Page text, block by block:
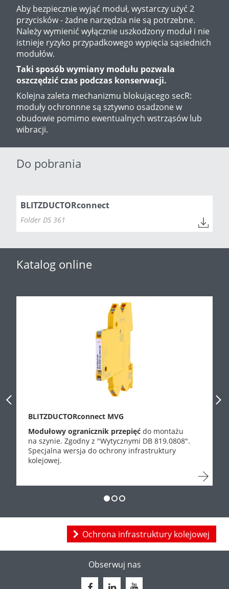
Aby bezpiecznie wyjąć moduł, wystarczy użyć 2
przycisków - żadne narzędzia nie są potrzebne.
Należy wymienić wyłącznie uszkodzony moduł i nie
istnieje ryzyko przypadkowego wypięcia sąsiednich
modułów.
Taki sposób wymiany modułu pozwala
oszczędzić czas podczas konserwacji.
Kolejna zaleta mechanizmu blokującego secR:
moduły ochronnne są sztywno osadzone w
obudowie pomimo ewentualnych wstrząsów lub
wibracji.
Do pobrania
BLITZDUCTORconnect
Folder DS 361
Katalog online
Previous Slide
BLITZDUCTORconnect MVG
Modułowy ogranicznik przepięć do montażu
na szynie. Zgodny z "Wytycznymi DB 819.0808".
Specjalna wersja do ochrony infrastruktury
kolejowej.
Ochrona infrastruktury kolejowej
Obserwuj nas